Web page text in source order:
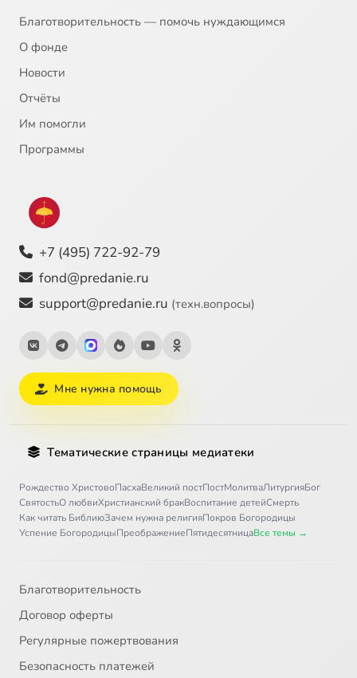
Благотворительность — помочь нуждающимся
О фонде
Новости
Отчёты
Им помогли
Программы
+7 (495) 722-92-79
fond@predanie.ru
support@predanie.ru (техн.вопросы)
Мне нужна помощь
Тематические страницы медиатеки
Рождество ХристовоПасхаВеликий постПостМолитваЛитургияБог
СвятостьО любвиХристианский бракВоспитание детейСмерть
Как читать БиблиюЗачем нужна религияПокров Богородицы
Успение БогородицыПреображениеПятидесятницаВсе темы →
Благотворительность
Договор оферты
Регулярные пожертвования
Безопасность платежей